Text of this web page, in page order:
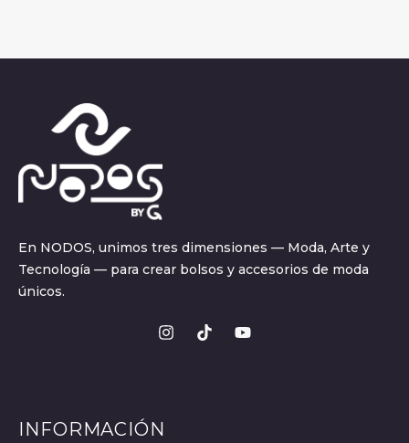
En NODOS, unimos tres dimensiones — Moda, Arte y
Tecnología — para crear bolsos y accesorios de moda
únicos.
INFORMACIÓN